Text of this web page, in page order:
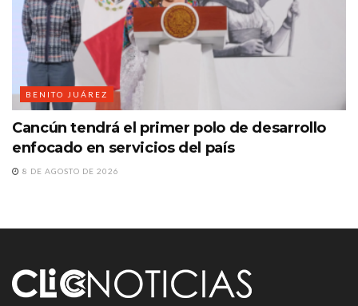
BENITO JUÁREZ
Cancún tendrá el primer polo de desarrollo
enfocado en servicios del país
8 DE AGOSTO DE 2026